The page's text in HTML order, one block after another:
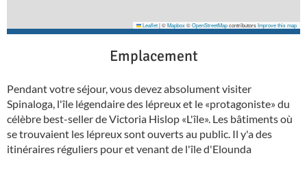
Leaflet|©Mapbox©OpenStreetMapcontributorsImprove this map
Emplacement
Pendant votre séjour, vous devez absolument visiter
Spinaloga, l'île légendaire des lépreux et le «protagoniste» du
célèbre best-seller de Victoria Hislop «L'île». Les bâtiments où
se trouvaient les lépreux sont ouverts au public. Il y'a des
itinéraires réguliers pour et venant de l'île d'Elounda